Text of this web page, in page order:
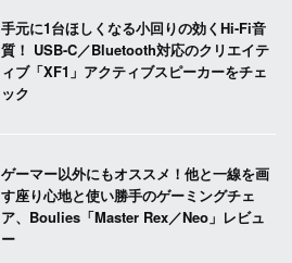
手元に1台ほしくなる小回りの効くHi-Fi音
質！ USB-C／Bluetooth対応のクリエイテ
ィブ「XF1」アクティブスピーカーをチェ
ック
ゲーマー以外にもオススメ！他と一線を画
す座り心地と使い勝手のゲーミングチェ
ア、Boulies「Master Rex／Neo」レビュ
ー